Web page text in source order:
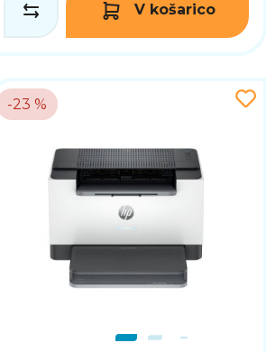
V košarico
-23 %